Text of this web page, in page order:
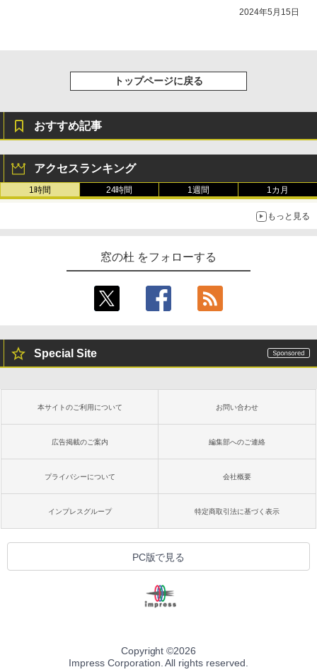
2024年5月15日
トップページに戻る
おすすめ記事
アクセスランキング
1時間 24時間 1週間 1カ月
もっと見る
窓の杜 をフォローする
Special Site
本サイトのご利用について お問い合わせ
広告掲載のご案内 編集部へのご連絡
プライバシーについて 会社概要
インプレスグループ 特定商取引法に基づく表示
PC版で見る
Copyright ©2026
Impress Corporation. All rights reserved.